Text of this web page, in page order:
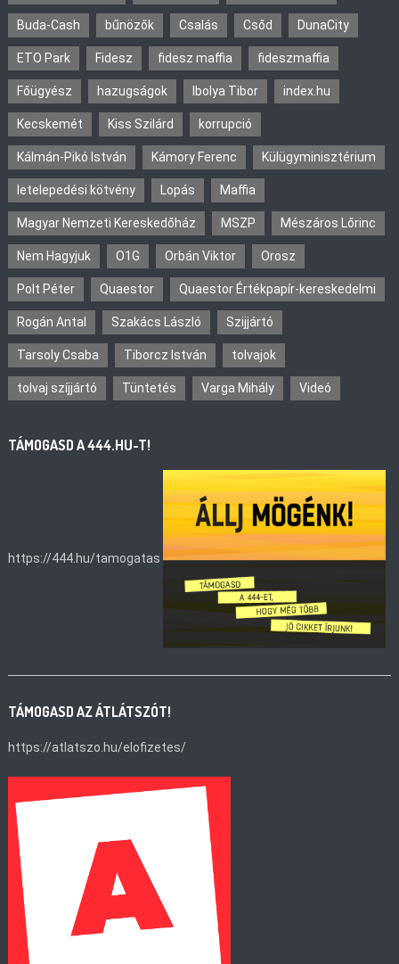
Buda-Cash bűnözők Csalás Csőd DunaCity
ETO Park Fidesz fidesz maffia fideszmaffia
Főügyész hazugságok Ibolya Tibor index.hu
Kecskemét Kiss Szilárd korrupció
Kálmán-Pikó István Kámory Ferenc Külügyminisztérium
letelepedési kötvény Lopás Maffia
Magyar Nemzeti Kereskedőház MSZP Mészáros Lőrinc
Nem Hagyjuk O1G Orbán Viktor Orosz
Polt Péter Quaestor Quaestor Értékpapír-kereskedelmi
Rogán Antal Szakács László Szijjártó
Tarsoly Csaba Tiborcz István tolvajok
tolvaj szíjjártó Tüntetés Varga Mihály Videó
TÁMOGASD A 444.HU-T!
https://444.hu/tamogatas
TÁMOGASD AZ ÁTLÁTSZÓT!
https://atlatszo.hu/elofizetes/